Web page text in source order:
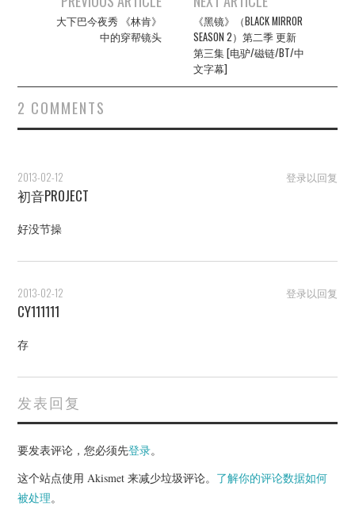
navigation
大下巴今夜秀 《林肯》
中的穿帮镜头
《黑镜》（BLACK MIRROR
SEASON 2）第二季 更新
第三集 [电驴/磁链/BT/中
文字幕]
2 COMMENTS
登录以回复
2013-02-12
初音PROJECT
好没节操
登录以回复
2013-02-12
CY111111
存
发表回复
要发表评论，您必须先登录。
这个站点使用 Akismet 来减少垃圾评论。 了解你的评论数据如何
被处理。